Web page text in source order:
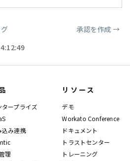
承認を作成 →
タープライズ
込み連携
理
リソース
デモ
Workato Conference
ドキュメント
トラストセンター
トレーニング